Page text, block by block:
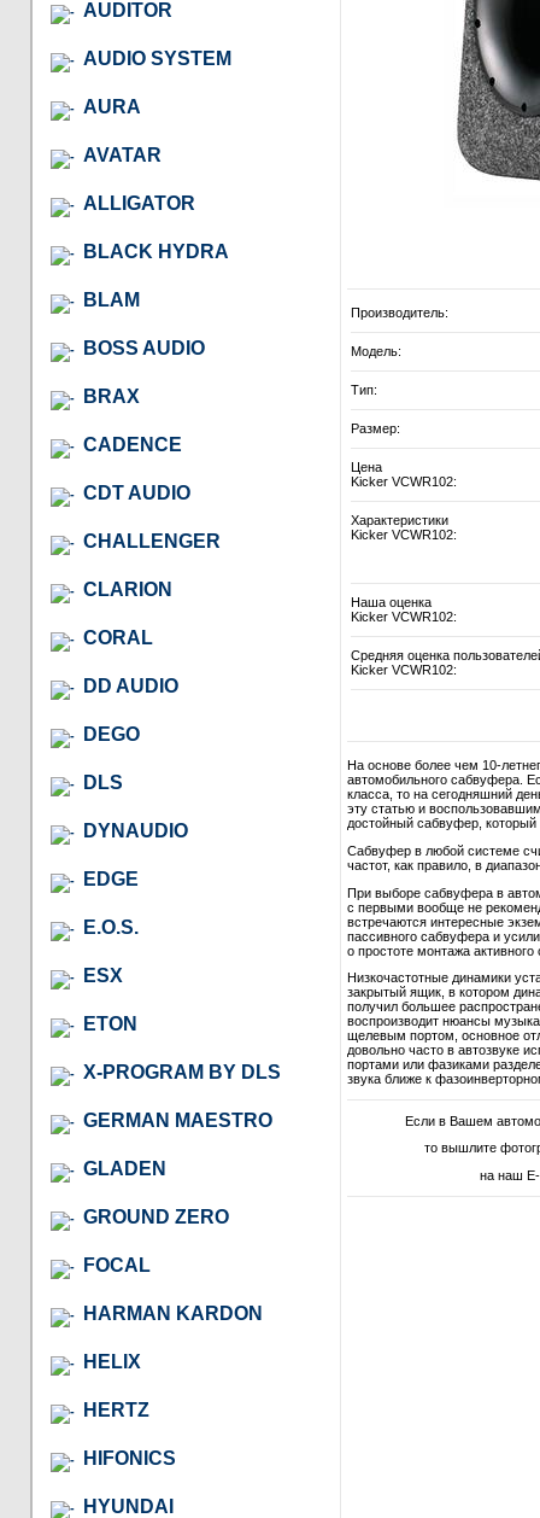
AUDITOR
AUDIO SYSTEM
AURA
AVATAR
ALLIGATOR
BLACK HYDRA
BLAM
BOSS AUDIO
BRAX
CADENCE
CDT AUDIO
CHALLENGER
CLARION
CORAL
DD AUDIO
DEGO
DLS
DYNAUDIO
EDGE
E.O.S.
ESX
ETON
X-PROGRAM BY DLS
GERMAN MAESTRO
GLADEN
GROUND ZERO
FOCAL
HARMAN KARDON
HELIX
HERTZ
HIFONICS
HYUNDAI
Производитель:
Модель:
Тип:
Размер:
Цена
Kicker VCWR102:
Характеристики
Kicker VCWR102:
Наша оценка
Kicker VCWR102:
Средняя оценка
Kicker VCWR102:
На основе более чем 10-
автомобильного сабвуфера.
класса, то на сегодняшний
эту статью и
достойный сабвуфер, который
Сабвуфер в любой системе
частот, как правило, в
При выборе сабвуфера в
с первыми вообще не
встречаются интересные
пассивного сабвуфера и
о простоте монтажа
Низкочастотные динамики
закрытый ящик, в котором
получил большее
воспроизводит нюансы
щелевым портом, основное
довольно часто в автозвуке
портами или фазиками
звука ближе к
Если в Вашем
то вышлите
на наш